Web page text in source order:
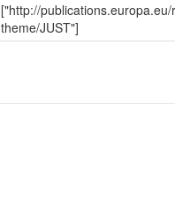
["http://
theme/JUST"]